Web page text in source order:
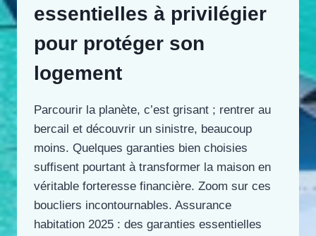
essentielles à privilégier
pour protéger son
logement
Parcourir la planète, c’est grisant ; rentrer au
bercail et découvrir un sinistre, beaucoup
moins. Quelques garanties bien choisies
suffisent pourtant à transformer la maison en
véritable forteresse financière. Zoom sur ces
boucliers incontournables. Assurance
habitation 2025 : des garanties essentielles